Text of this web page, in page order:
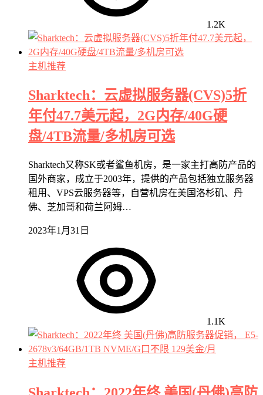
1.2K
主机推荐
Sharktech：云虚拟服务器(CVS)5折
年付47.7美元起，2G内存/40G硬
盘/4TB流量/多机房可选
Sharktech又称SK或者鲨鱼机房，是一家主打高防产品的
国外商家，成立于2003年，提供的产品包括独立服务器
租用、VPS云服务器等，自营机房在美国洛杉矶、丹
佛、芝加哥和荷兰阿姆…
2023年1月31日
1.1K
主机推荐